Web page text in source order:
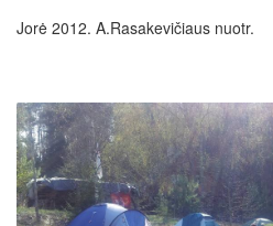
Jorė 2012. A.Rasakevičiaus nuotr.